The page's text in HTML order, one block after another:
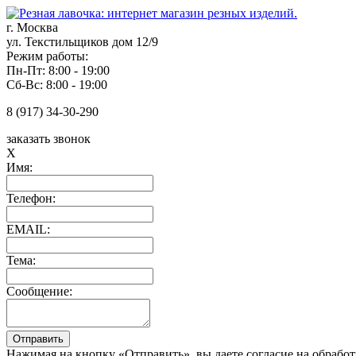
г. Москва
ул. Текстильщиков дом 12/9
Режим работы:
Пн-Пт: 8:00 - 19:00
Сб-Вс: 8:00 - 19:00
8 (917) 34-30-290
заказать звонок
X
Имя:
Телефон:
EMAIL:
Тема:
Сообщение: